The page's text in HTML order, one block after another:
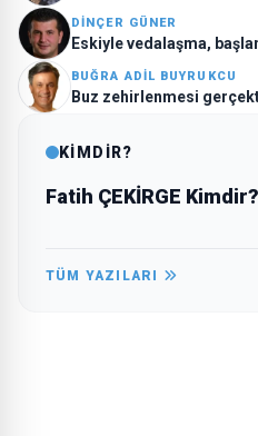
DINÇER GÜNER
Eskiyle vedalaşma,
BUĞRA ADIL BUYRUKCU
Buz zehirlenmesi
KİMDİR?
Fatih ÇEKİRGE Kimdir?
TÜM YAZILARI